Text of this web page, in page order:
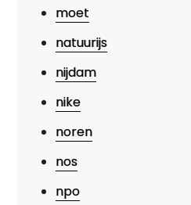
moet
natuurijs
nijdam
nike
noren
nos
npo